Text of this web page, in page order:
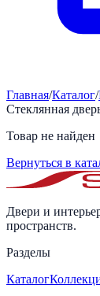
Главная/Каталог/
Стеклянная
Товар не найден
Вернуться в
Двери и
пространств.
Разделы
Каталог